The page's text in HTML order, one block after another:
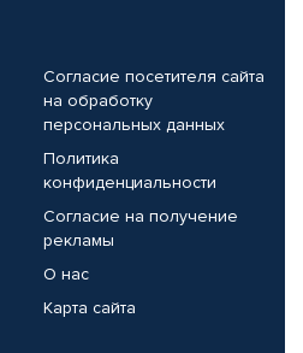
Согласие посетителя сайта
на обработку
персональных данных
Политика
конфиденциальности
Согласие на получение
рекламы
О нас
Карта сайта